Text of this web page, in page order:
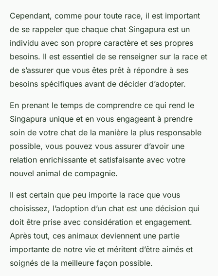
Cependant, comme pour toute race, il est important
de se rappeler que chaque chat Singapura est un
individu avec son propre caractère et ses propres
besoins. Il est essentiel de se renseigner sur la race et
de s’assurer que vous êtes prêt à répondre à ses
besoins spécifiques avant de décider d’adopter.
En prenant le temps de comprendre ce qui rend le
Singapura unique et en vous engageant à prendre
soin de votre chat de la manière la plus responsable
possible, vous pouvez vous assurer d’avoir une
relation enrichissante et satisfaisante avec votre
nouvel animal de compagnie.
Il est certain que peu importe la race que vous
choisissez, l’adoption d’un chat est une décision qui
doit être prise avec considération et engagement.
Après tout, ces animaux deviennent une partie
importante de notre vie et méritent d’être aimés et
soignés de la meilleure façon possible.